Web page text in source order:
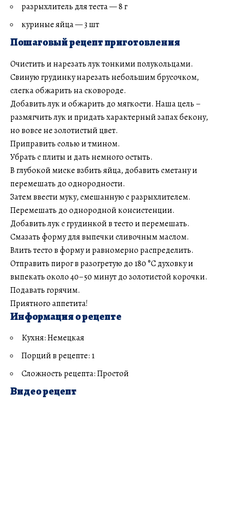
разрыхлитель для теста — 8 г
куриные яйца — 3 шт
Пошаговый рецепт приготовления
Очистить и нарезать лук тонкими полукольцами.
Свиную грудинку нарезать небольшим брусочком,
слегка обжарить на сковороде.
Добавить лук и обжарить до мягкости. Наша цель –
размягчить лук и придать характерный запах бекону,
но вовсе не золотистый цвет.
Приправить солью и тмином.
Убрать с плиты и дать немного остыть.
В глубокой миске взбить яйца, добавить сметану и
перемешать до однородности.
Затем ввести муку, смешанную с разрыхлителем.
Перемешать до однородной консистенции.
Добавить лук с грудинкой в тесто и перемешать.
Смазать форму для выпечки сливочным маслом.
Влить тесто в форму и равномерно распределить.
Отправить пирог в разогретую до 180 °C духовку и
выпекать около 40–50 минут до золотистой корочки.
Подавать горячим.
Приятного аппетита!
Информация о рецепте
Кухня: Немецкая
Порций в рецепте: 1
Сложность рецепта: Простой
Видео рецепт